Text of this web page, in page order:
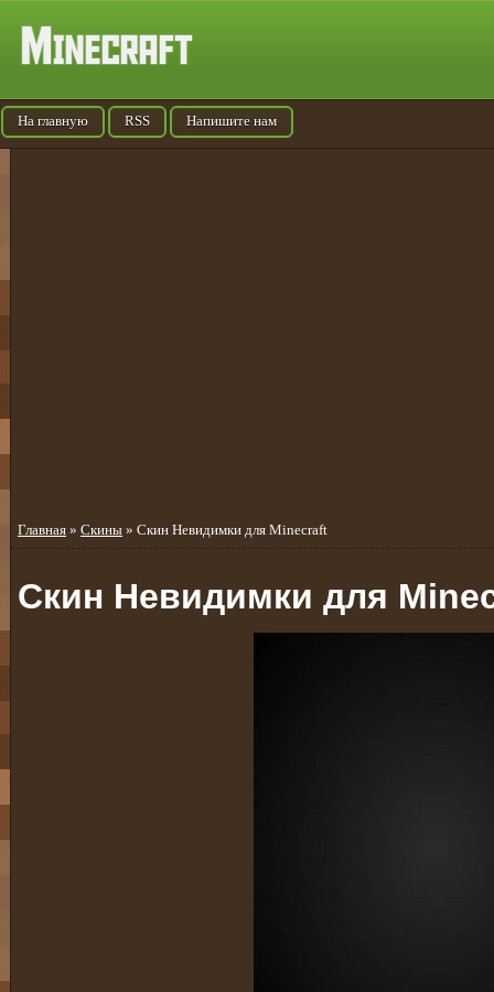
На главную RSS Напишите нам
Главная » Скины » Скин Невидимки для Minecraft
Скин Невидимки для